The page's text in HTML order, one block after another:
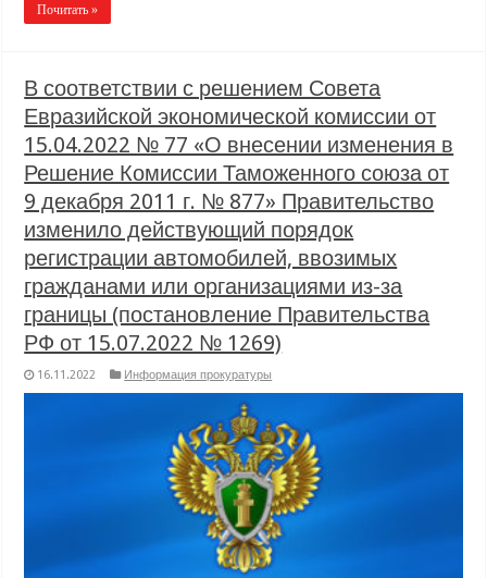
Почитать »
В соответствии с решением Совета
Евразийской экономической комиссии от
15.04.2022 № 77 «О внесении изменения в
Решение Комиссии Таможенного союза от
9 декабря 2011 г. № 877» Правительство
изменило действующий порядок
регистрации автомобилей, ввозимых
гражданами или организациями из-за
границы (постановление Правительства
РФ от 15.07.2022 № 1269)
16.11.2022 Информация прокуратуры